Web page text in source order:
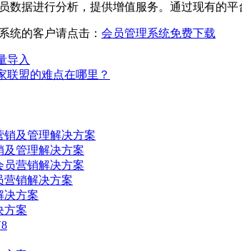
数据进行分析，提供增值服务。通过现有的平
统的客户请点击： 会员管理系统免费下载
导入
联盟的难点在哪里？
及管理解决方案
营销解决方案
方案